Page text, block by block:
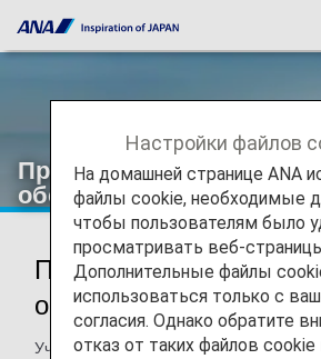
Премиальное
обслуживания Star
Премиальное
обслуживания Star
Участники ANA Mileage Club могут
Настройки файлов
На домашней странице ANA
файлы cookie, необходимые
чтобы пользователям было
просматривать веб-
Дополнительные файлы
использоваться только с
согласия. Однако обратите
отказ от таких файлов